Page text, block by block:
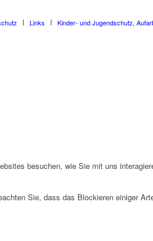
Links Kinder- und Jugendschutz,
besuchen, wie Sie mit uns
Sie, dass das Blockieren einiger